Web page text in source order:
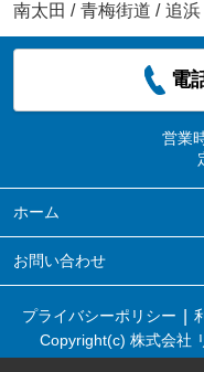
南太田 / 青梅街道 / 追浜
電
営業
ホーム
お問い合わせ
プライバシーポリシー
Copyright(c) 株式会社